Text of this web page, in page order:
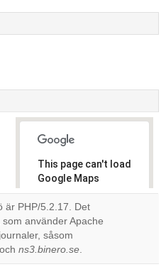
This page can't load
Google Maps
correctly.
Do you
own this
website?
är PHP/5.2.17. Det
använder Apache
såsom
ns3.binero.se.